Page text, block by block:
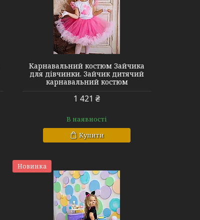
Карнавальний костюм Зайчика
для дівчинки. Зайчик дитячий
карнавальний костюм
1 421 ₴
В наявності
Купити
Новинка